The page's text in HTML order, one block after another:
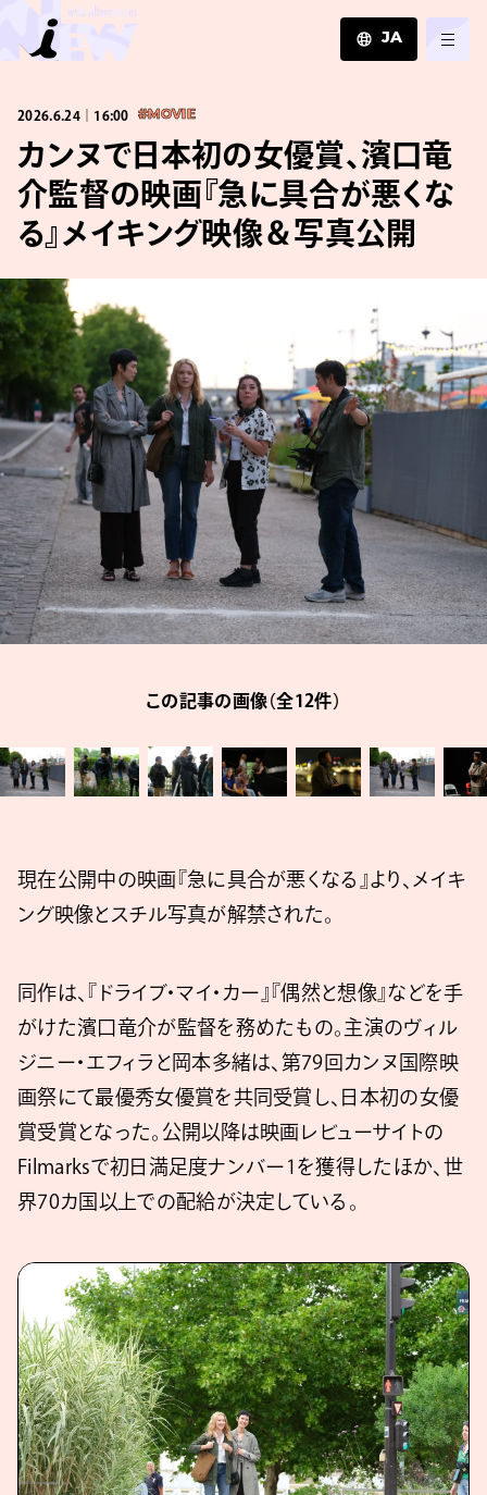
JA
ZH
2026.6.24｜16:00 #MOVIE
カンヌで日本初の女優賞、濱口竜
介監督の映画『急に具合が悪くな
る』メイキング映像＆写真公開
この記事の画像（全12件）
現在公開中の映画『急に具合が悪くなる』より、メイキ
ング映像とスチル写真が解禁された。
同作は、『ドライブ・マイ・カー』『偶然と想像』などを手
がけた濱口竜介が監督を務めたもの。主演のヴィル
ジニー・エフィラと岡本多緒は、第79回カンヌ国際映
画祭にて最優秀女優賞を共同受賞し、日本初の女優
賞受賞となった。公開以降は映画レビューサイトの
Filmarksで初日満足度ナンバー1を獲得したほか、世
界70カ国以上での配給が決定している。